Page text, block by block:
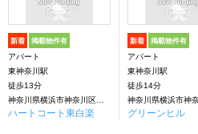
新着 掲載物件有
アパート
東神奈川駅
徒歩13分
ハートコート東白楽
新着 掲載物件有
アパート
東神奈川駅
徒歩14分
グリーンヒル